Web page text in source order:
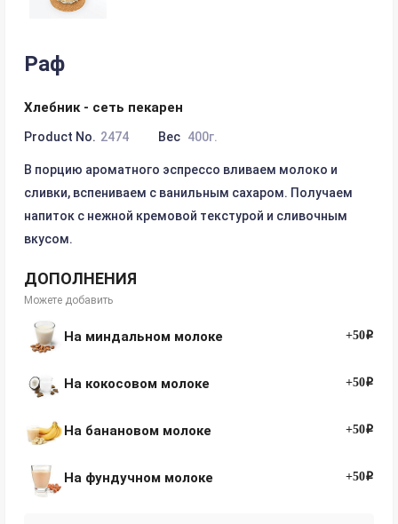
Раф
Хлебник - сеть пекарен
Product No. 2474 Вес 400г.
В порцию ароматного эспрессо вливаем молоко и
сливки, вспениваем с ванильным сахаром. Получаем
напиток с нежной кремовой текстурой и сливочным
вкусом.
ДОПОЛНЕНИЯ
Можете добавить
На миндальном молоке +50i
На кокосовом молоке +50i
На банановом молоке +50i
На фундучном молоке +50i